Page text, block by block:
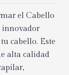
el Cabello
innovador
cabello. Este
alta calidad